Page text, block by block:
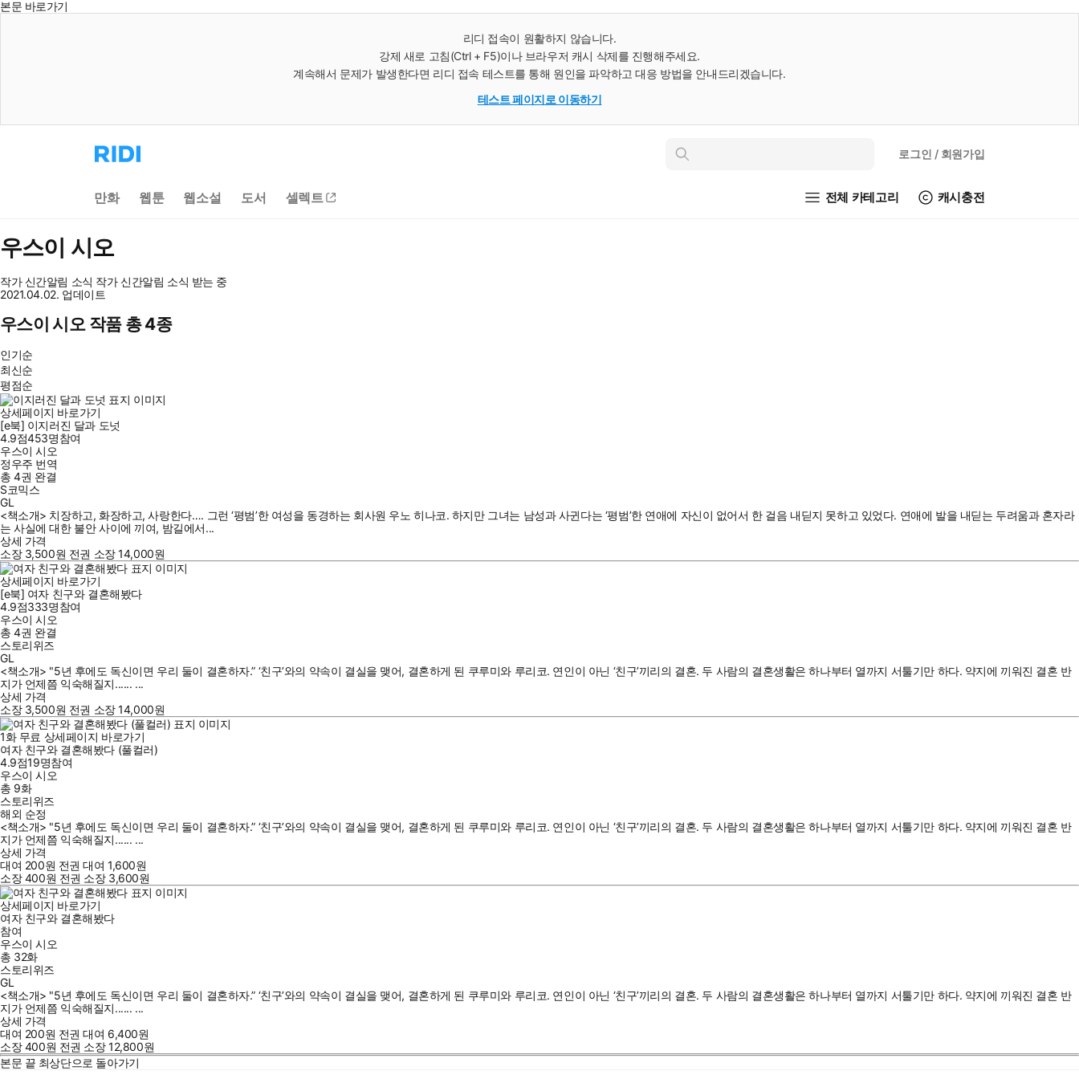
본문 바로가기
리디 접속이 원활하지 않습니다.
강제 새로 고침(Ctrl + F5)이나 브라우저 캐시 삭제를 진행해주세요.
계속해서 문제가 발생한다면 리디 접속 테스트를 통해 원인을 파악하고 대응 방법을 안내드리겠습니다.
테스트 페이지로 이동하기
리
디
으
로
인
로그인 / 회원가입
만화 웹툰 웹소설 도서 셀렉트 전체 카테고리 캐시충전
우스이 시오
작가 신간알림 소식 작가 신간알림 소식 받는 중
2021.04.02. 업데이트
우스이 시오 작품 총 4종
인기순
최신순
평점순
상세페이지 바로가기
[e북] 이지러진 달과 도넛
4.9점453명참여
우스이 시오
정우주 번역
총 4권 완결
S코믹스
GL
<책소개> 치장하고, 화장하고, 사랑한다…. 그런 ‘평범’한 여성을 동경하는 회사원 우노 히나코. 하지만 그녀는 남성과 사귄다는 ‘평범’한 연애에 자신이 없어서 한 걸음 내딛지 못하고 있었다. 연애에 발을 내딛는 두려움과 혼자라
는 사실에 대한 불안 사이에 끼여, 밤길에서...
상세 가격
소장 3,500원 전권 소장14,000원
상세페이지 바로가기
[e북] 여자 친구와 결혼해봤다
4.9점333명참여
우스이 시오
총 4권 완결
스토리위즈
GL
<책소개> "5년 후에도 독신이면 우리 둘이 결혼하자.” ‘친구’와의 약속이 결실을 맺어, 결혼하게 된 쿠루미와 루리코. 연인이 아닌 ‘친구’끼리의 결혼. 두 사람의 결혼생활은 하나부터 열까지 서툴기만 하다. 약지에 끼워진 결혼 반
지가 언제쯤 익숙해질지...... ...
상세 가격
소장 3,500원 전권 소장14,000원
1화 무료 상세페이지 바로가기
여자 친구와 결혼해봤다 (풀컬러)
4.9점19명참여
우스이 시오
총 9화
스토리위즈
해외 순정
<책소개> "5년 후에도 독신이면 우리 둘이 결혼하자.” ‘친구’와의 약속이 결실을 맺어, 결혼하게 된 쿠루미와 루리코. 연인이 아닌 ‘친구’끼리의 결혼. 두 사람의 결혼생활은 하나부터 열까지 서툴기만 하다. 약지에 끼워진 결혼 반
지가 언제쯤 익숙해질지...... ...
상세 가격
대여 200원 전권 대여1,600원
소장400원 전권 소장 3,600원
상세페이지 바로가기
여자 친구와 결혼해봤다
참여
우스이 시오
총 32화
스토리위즈
GL
<책소개> "5년 후에도 독신이면 우리 둘이 결혼하자.” ‘친구’와의 약속이 결실을 맺어, 결혼하게 된 쿠루미와 루리코. 연인이 아닌 ‘친구’끼리의 결혼. 두 사람의 결혼생활은 하나부터 열까지 서툴기만 하다. 약지에 끼워진 결혼 반
지가 언제쯤 익숙해질지...... ...
상세 가격
대여 200원 전권 대여 6,400원
소장400원 전권 소장12,800원
본문 끝 최상단으로 돌아가기